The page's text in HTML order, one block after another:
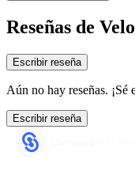
Reseñas de
Escribir reseña
Aún no hay reseñas. ¡Sé
Escribir reseña